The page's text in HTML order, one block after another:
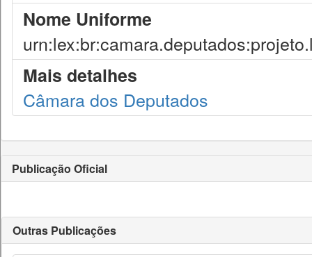
Nome Uniforme
Mais detalhes
Câmara dos Deputados
Publicação Oficial
Outras Publicações